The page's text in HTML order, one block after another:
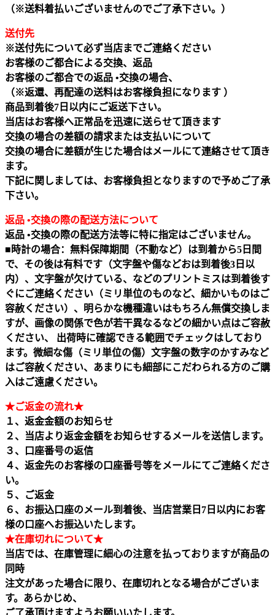
（※送料着払いございませんのでご了承下さい。）
送付先
※送付先について必ず当店までご連絡ください
お客様のご都合による交換、返品
お客様のご都合での返品 •交換の場合、
（※返還、再配達の送料はお客様負担になります ）
商品到着後7日以内にご返送下さい。
当店はお客様へ正常品を迅速に送らせて頂きます
交換の場合の差額の請求または支払いについて
交換の場合に差額が生じた場合はメールにて連絡させて頂き
ます。
下記に関しましては、お客様負担となりますので予めご了承
下さい。
返品 •交換の際の配送方法について
返品 •交換の際の配送方法等に特に指定はございません。
■時計の場合：無料保障期間（不動など）は到着から5日間
で、その後は有料です（文字盤や傷などおは到着後3日以
内）、文字盤が欠けている、などのプリントミスは到着後す
ぐにご連絡ください（ミリ単位のものなど、細かいものはご
容赦ください）、明らかな機種違いはもちろん無償交換しま
すが、画像の関係で色が若干異なるなどの細かい点はご容赦
ください、 出荷時に確認できる範囲でチェックはしており
ます。微細な傷（ミリ単位の傷）文字盤の数字のかすみなど
はご容赦ください、あまりにも細部にこだわられる方のご購
入はご遠慮ください。
★ご返金の流れ★
１、返金金額のお知らせ
２、当店より返金金額をお知らせするメールを送信します。
３、口座番号の返信
４、返金先のお客様の口座番号等をメールにてご連絡くださ
い。
５、ご返金
６、お振込口座のメール到着後、当店営業日7日以内にお客
様の口座へお振込いたします。
★在庫切れについて★
当店では、在庫管理に細心の注意を払っておりますが商品の
同時
注文があった場合に限り、在庫切れとなる場合がございま
す。あらかじめ、
ご了承頂けますようお願いいたします。